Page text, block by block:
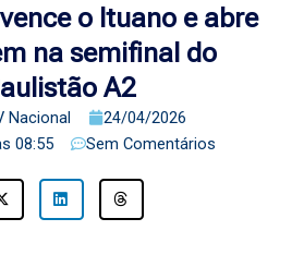
o Ituano e abre
na semifinal do
A2
Nacional
24/04/2026
08:55 Sem Comentários